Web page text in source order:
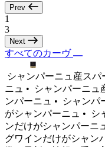
Prev
1
3
Next
すべてのカーヴ
シャンパーニュ産ス
ニュ •
シャンパーニュ
ンパーニュ •
シャンパ
がシャンパーニュ •
シ
ンだけがシャンパーニ
グワインだけがシャン